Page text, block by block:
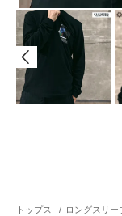
トップス / ロングスリー